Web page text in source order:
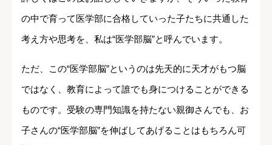
の中で育って医学部に合格していった子たちに共通した
考え方や思考を、私は“医学部脳”と呼んでいます。
ただ、この“医学部脳”というのは先天的に天才がもつ脳
ではなく、教育によって誰でも身につけることができる
ものです。受験の専門知識を持たない親御さんでも、お
子さんの“医学部脳”を伸ばしてあげることはもちろん可